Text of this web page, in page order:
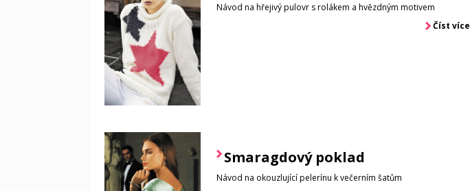
Návod na hřejivý pulovr s rolákem a hvězdným motivem
Číst více
Smaragdový poklad
Návod na okouzlující pelerínu k večerním šatům